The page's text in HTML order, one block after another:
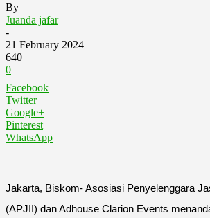
By
Juanda jafar
-
21 February 2024
640
0
Facebook
Twitter
Google+
Pinterest
WhatsApp
Jakarta, Biskom- Asosiasi Penyelenggara
(APJII) dan Adhouse Clarion Events